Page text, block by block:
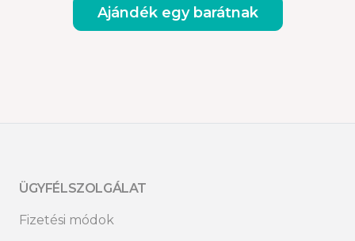
Ajándék egy barátnak
ÜGYFÉLSZOLGÁLAT
Fizetési módok